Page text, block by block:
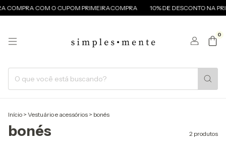
COMPRA COM O CUPOM PRIMEIRACOMPRA 10% DE DESCONTO NA
0
Início > Vestuário e acessórios > bonés
bonés 2 produtos